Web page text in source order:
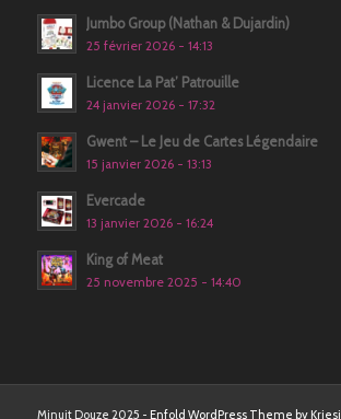
Jumbo Group (Nathan & Dujardin)
25 février 2026 - 14:13
Licence La Pat’ Patrouille
24 janvier 2026 - 17:32
Gwent – Le Jeu de Cartes Légendaire
15 janvier 2026 - 13:13
Evercade
13 janvier 2026 - 16:24
King of Meat
25 novembre 2025 - 14:40
Minuit Douze 2025 - Enfold WordPress Theme by Kriesi